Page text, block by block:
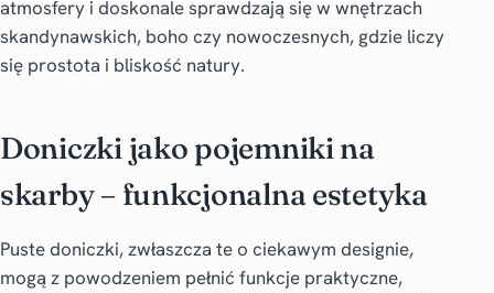
atmosfery i doskonale sprawdzają się w wnętrzach
skandynawskich, boho czy nowoczesnych, gdzie liczy
się prostota i bliskość natury.
Doniczki jako pojemniki na
skarby – funkcjonalna estetyka
Puste doniczki, zwłaszcza te o ciekawym designie,
mogą z powodzeniem pełnić funkcje praktyczne,